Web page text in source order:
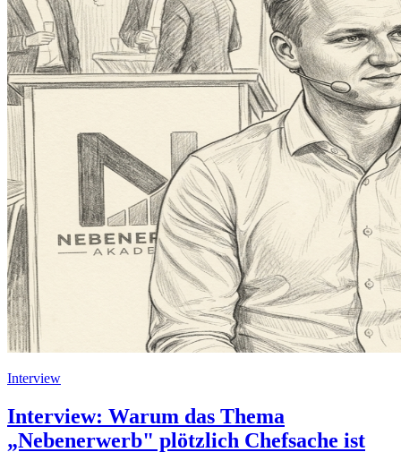
Interview
Interview: Warum das Thema
„Nebenerwerb" plötzlich Chefsache ist